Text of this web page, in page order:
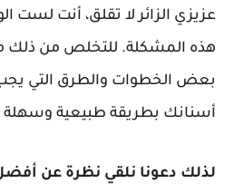
عزيزي الزائر لا تقلق، أنت لست
هذه المشكلة. للتخلص من ذلك
بعض الخطوات والطرق التي يجب
أسنانك بطريقة طبيعية وسهلة